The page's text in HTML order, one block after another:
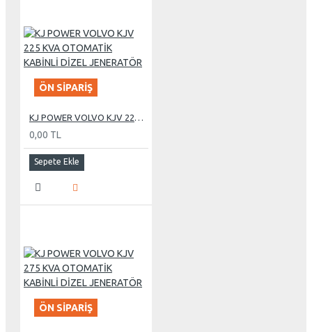
ÖN SIPARIŞ
KJ POWER VOLVO KJV 225 KVA OTOMATİK KABİNLİ DİZEL JENERATÖR
0,00 TL
Sepete Ekle
ÖN SIPARIŞ